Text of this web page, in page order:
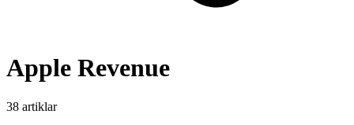
Apple Revenue
38 artiklar